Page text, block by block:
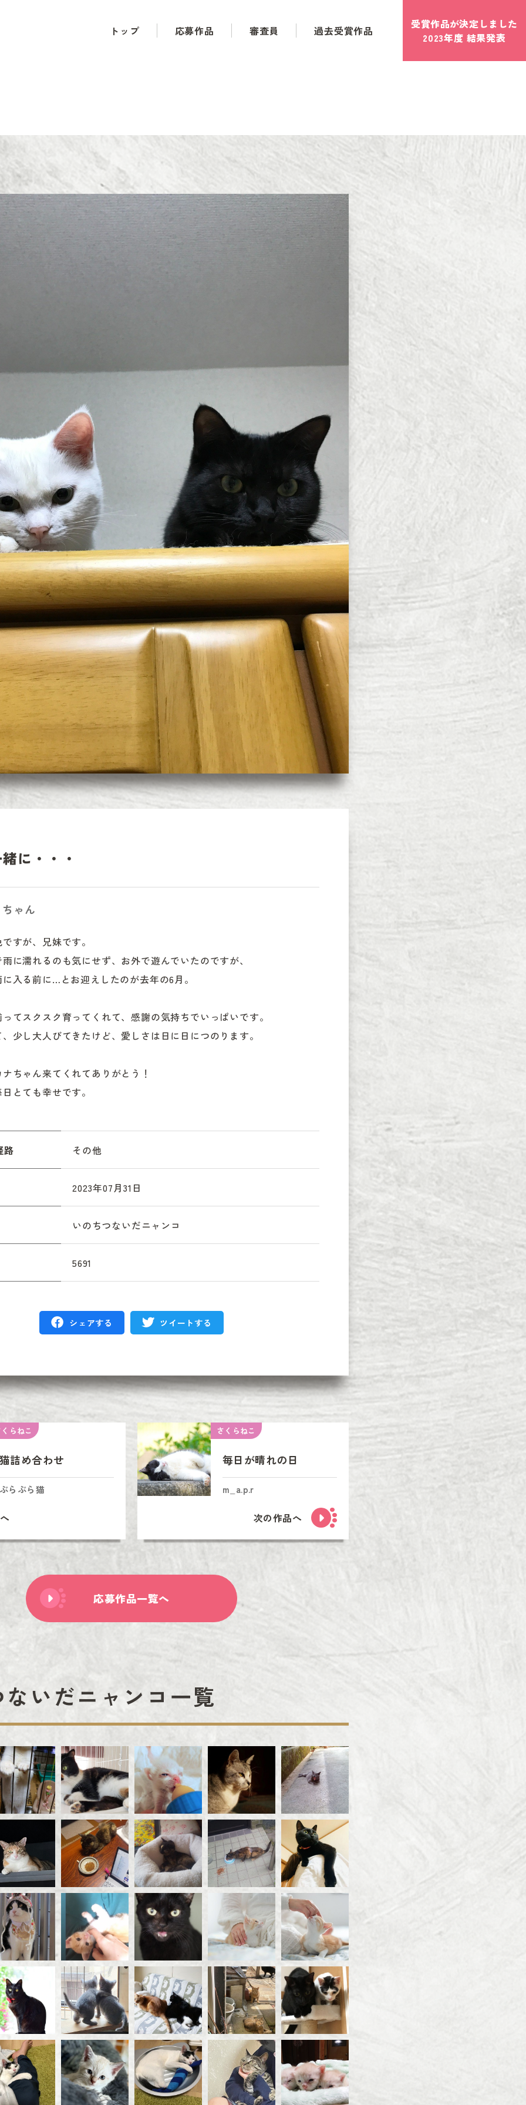
トップ 応募作品 審査員 過去受賞作品 受賞作品が決定しました
2023年度 結果発表
に・・・
ゃん
すが、兄妹です。
に濡れるのも気にせず、お外で遊んでいたのですが、
入る前に…とお迎えしたのが去年の6月。
てスクスク育ってくれて、感謝の気持ちでいっぱいです。
少し大人びてきたけど、愛しさは日に日につのります。
ちゃん来てくれてありがとう！
とても幸せです。
路 その他
2023年07月31日
いのちつないだニャンコ
5691
シェアする ツイートする
らねこ
猫詰め合わせ
ぶらぶら猫
さくらねこ
毎日が晴れの日
m_a.p.r
次の作品へ
応募作品一覧へ
いだニャンコ一覧